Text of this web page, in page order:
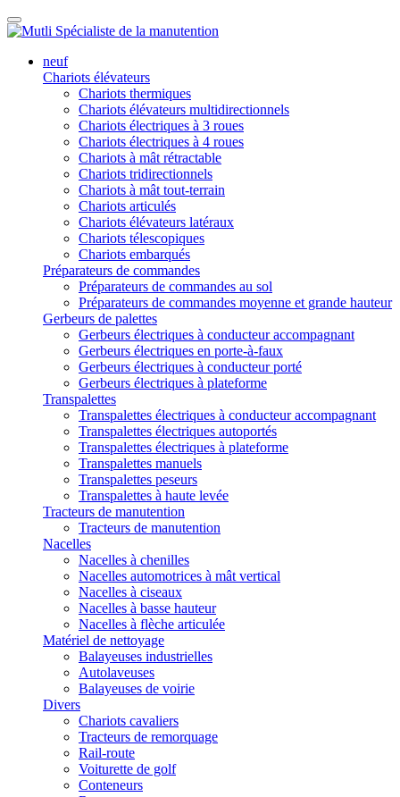
neuf
Chariots élévateurs
Chariots thermiques
Chariots élévateurs multidirectionnels
Chariots électriques à 3 roues
Chariots électriques à 4 roues
Chariots à mât rétractable
Chariots tridirectionnels
Chariots à mât tout-terrain
Chariots articulés
Chariots élévateurs latéraux
Chariots télescopiques
Chariots embarqués
Préparateurs de commandes
Préparateurs de commandes au sol
Préparateurs de commandes moyenne et grande hauteur
Gerbeurs de palettes
Gerbeurs électriques à conducteur accompagnant
Gerbeurs électriques en porte-à-faux
Gerbeurs électriques à conducteur porté
Gerbeurs électriques à plateforme
Transpalettes
Transpalettes électriques à conducteur accompagnant
Transpalettes électriques autoportés
Transpalettes électriques à plateforme
Transpalettes manuels
Transpalettes peseurs
Transpalettes à haute levée
Tracteurs de manutention
Tracteurs de manutention
Nacelles
Nacelles à chenilles
Nacelles automotrices à mât vertical
Nacelles à ciseaux
Nacelles à basse hauteur
Nacelles à flèche articulée
Matériel de nettoyage
Balayeuses industrielles
Autolaveuses
Balayeuses de voirie
Divers
Chariots cavaliers
Tracteurs de remorquage
Rail-route
Voiturette de golf
Conteneurs